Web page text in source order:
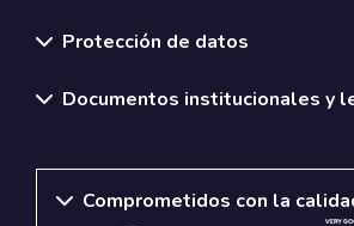
Protección de datos
Documentos institucionales y
Comprometidos con la